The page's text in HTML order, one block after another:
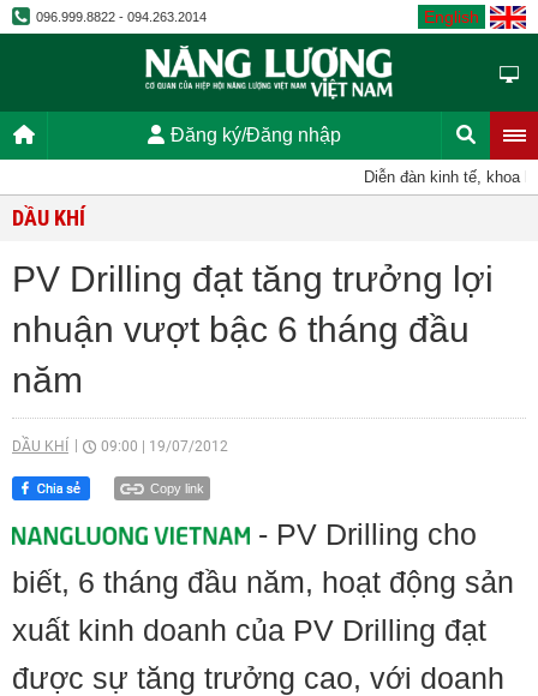
096.999.8822 - 094.263.2014 English
Đăng ký/Đăng nhập
Diễn đàn kinh tế, khoa
DẦU KHÍ
PV Drilling đạt tăng trưởng lợi
nhuận vượt bậc 6 tháng đầu
năm
DẦU KHÍ 09:00 19/07/2012
Copy link
- PV Drilling cho
biết, 6 tháng đầu năm, hoạt động sản
xuất kinh doanh của PV Drilling đạt
được sự tăng trưởng cao, với doanh